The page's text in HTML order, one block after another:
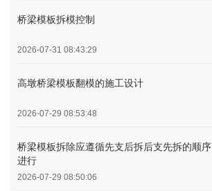
桥梁模板拆模控制
2026-07-31 08:43:29
高墩桥梁模板翻模的施工设计
2026-07-29 08:53:48
桥梁模板拆除应遵循先支后拆后支先拆的顺序
进行
2026-07-29 08:50:06